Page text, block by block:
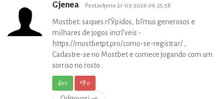
Gjenea Postavljeno 21-03-2026 06:35:58
Mostbet: saques rГЎpidos, bГґnus generosos e
milhares de jogos incrГ­veis -
https://mostbetpt.pro/como-se-registrar/ ,
Cadastre-se no Mostbet e comece jogando com um
sorriso no rosto .
👍0 👎0